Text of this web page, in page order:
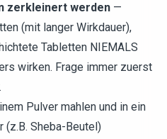
zerkleinert werden —
(mit langer Wirkdauer),
Tabletten NIEMALS
wirken. Frage immer zuerst
Pulver mahlen und in ein
(z.B. Sheba-Beutel)